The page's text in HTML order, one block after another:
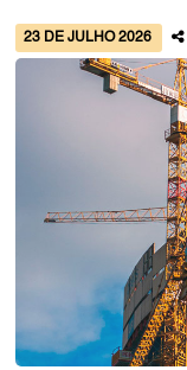
23 DE JULHO 2026